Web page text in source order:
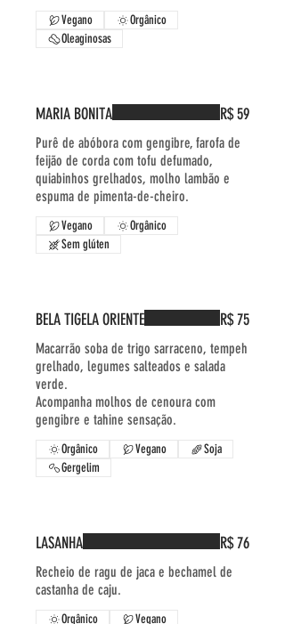
Vegano
Orgânico
Oleaginosas
MARIA BONITA
Purê de abóbora com gengibre, farofa de
feijão de corda com tofu defumado,
quiabinhos grelhados, molho lambão e
espuma de pimenta-de-cheiro.
R$ 59
Vegano
Orgânico
Sem glúten
BELA TIGELA ORIENTE
Macarrão soba de trigo sarraceno, tempeh
grelhado, legumes salteados e salada
verde.
Acompanha molhos de cenoura com
gengibre e tahine sensação.
R$ 75
Orgânico Vegano
Soja
Gergelim
LASANHA
Recheio de ragu de jaca e bechamel de
castanha de caju.
R$ 76
Orgânico Vegano